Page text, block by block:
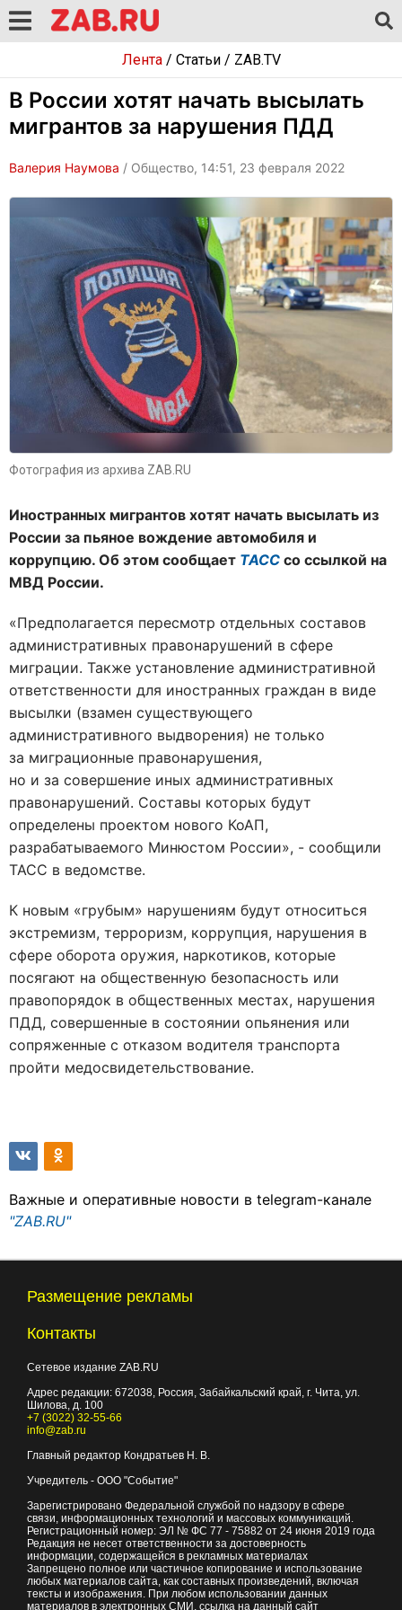
Лента/ Статьи/ ZAB.TV
В России хотят начать высылать
мигрантов за нарушения ПДД
Валерия Наумова / Общество, 14:51, 23 февраля 2022
Фотография из архива ZAB.RU
Иностранных мигрантов хотят начать высылать из
России за пьяное вождение автомобиля и
коррупцию. Об этом сообщает ТАСС со ссылкой на
МВД России.
«Предполагается пересмотр отдельных составов
административных правонарушений в сфере
миграции. Также установление административной
ответственности для иностранных граждан в виде
высылки (взамен существующего
административного выдворения) не только
за миграционные правонарушения,
но и за совершение иных административных
правонарушений. Составы которых будут
определены проектом нового КоАП,
разрабатываемого Минюстом России», - сообщили
ТАСС в ведомстве.
К новым «грубым» нарушениям будут относиться
экстремизм, терроризм, коррупция, нарушения в
сфере оборота оружия, наркотиков, которые
посягают на общественную безопасность или
правопорядок в общественных местах, нарушения
ПДД, совершенные в состоянии опьянения или
сопряженные с отказом водителя транспорта
пройти медосвидетельствование.
Важные и оперативные новости в telegram-канале
"ZAB.RU"
Размещение рекламы
Контакты
Сетевое издание ZAB.RU
Адрес редакции: 672038 , Россия, Забайкальский край, г. Чита ул.
Шилова, д. 100
+7 (3022) 32-55-66
info@zab.ru
Главный редактор Кондратьев Н. В.
Учредитель - ООО "Событие"
Зарегистрировано Федеральной службой по надзору в сфере
связи, информационных технологий и массовых коммуникаций.
Регистрационный номер: ЭЛ № ФС 77 - 75882 от 24 июня 2019 года
Редакция не несет ответственности за достоверность
информации, содержащейся в рекламных материалах
Запрещено полное или частичное копирование и использование
любых материалов сайта, как составных произведений, включая
тексты и изображения. При любом использовании данных
материалов в электронных СМИ, ссылка на данный сайт